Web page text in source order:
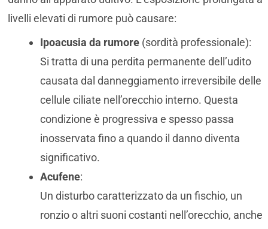
livelli elevati di rumore può causare:
Ipoacusia da rumore (sordità professionale):
Si tratta di una perdita permanente dell’udito
causata dal danneggiamento irreversibile delle
cellule ciliate nell’orecchio interno. Questa
condizione è progressiva e spesso passa
inosservata fino a quando il danno diventa
significativo.
Acufene:
Un disturbo caratterizzato da un fischio, un
ronzio o altri suoni costanti nell’orecchio, anche